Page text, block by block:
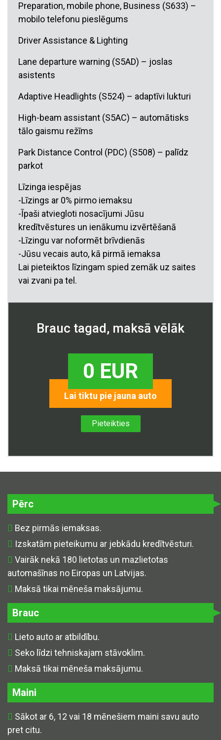
Preparation, mobile phone, Business (S633) –
mobilo telefonu pieslēgums
Driver Assistance & Lighting
Lane departure warning (S5AD) – joslas
asistents
Adaptive Headlights (S524) – adaptīvi lukturi
High-beam assistant (S5AC) – automātisks
tālo gaismu režīms
Park Distance Control (PDC) (S508) – palīdz
parkot
Līzinga iespējas
-Līzings ar 0% pirmo iemaksu
-Īpaši atviegloti nosacījumi Jūsu
kredītvēstures un ienākumu izvērtēšanā
-Līzingu var noformēt brīvdienās
-Jūsu vecais auto, kā pirmā iemaksa
Lai pieteiktos līzingam spied zemāk uz saites
vai zvani pa tel.
Brauc tagad, maksā vēlāk
0 EUR
Lai tiktu pie jauna auto
Pieteikties
Pērc
Bez pirmās iemaksas.
Izskatām pieteikumu ar jebkādu kredītvēsturi.
Vairāk nekā 180 lietotas un mazlietotas
automašīnas no Eiropas un Latvijas.
Maksā tikai mēneša maksājumu.
Brauc
Lieto auto ar atbildību.
Seko līdzi tehniskajam stāvoklim.
Maksā tikai mēneša maksājumu.
Maini
Sākot ar 6, 12 vai 18 mēnešiem maini savu auto
pret citu.